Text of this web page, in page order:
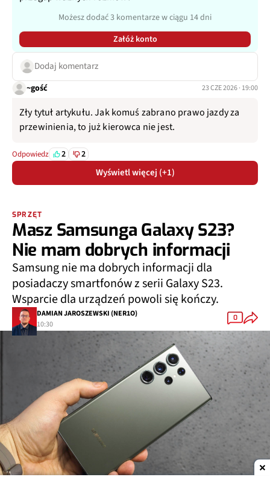
Możesz dodać 3 komentarze w ciągu 14 dni
Załóż konto
Dodaj komentarz
~gość 23 CZE 2026 · 19:00
Zły tytuł artykułu. Jak komuś zabrano prawo jazdy za
przewinienia, to już kierowca nie jest.
Odpowiedz 2 2
Wyświetl więcej (+1)
SPRZĘT
Masz Samsunga Galaxy S23?
Nie mam dobrych informacji
Samsung nie ma dobrych informacji dla
posiadaczy smartfonów z serii Galaxy S23.
Wsparcie dla urządzeń powoli się kończy.
DAMIAN JAROSZEWSKI (NER1O)
10:30
0